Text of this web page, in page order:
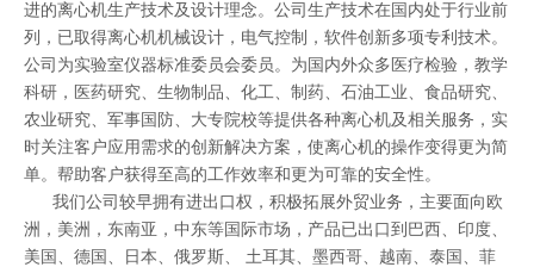
进的离心机生产技术及设计理念。公司生产技术在国内处于行业前
列，已取得离心机机械设计，电气控制，软件创新多项专利技术。
公司为实验室仪器标准委员会委员。为国内外众多医疗检验，教学
科研，医药研究、生物制品、化工、制药、石油工业、食品研究、
农业研究、军事国防、大专院校等提供各种离心机及相关服务，实
时关注客户应用需求的创新解决方案，使离心机的操作变得更为简
单。帮助客户获得至高的工作效率和更为可靠的安全性。
我们公司较早拥有进出口权，积极拓展外贸业务，主要面向欧
洲，美洲，东南亚，中东等国际市场，产品已出口到巴西、印度、
美国、德国、日本、俄罗斯、 土耳其、墨西哥、越南、泰国、菲